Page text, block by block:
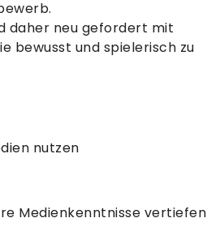
daher neu gefordert mit
bewusst und spielerisch zu
nutzen
Medienkenntnisse vertiefen